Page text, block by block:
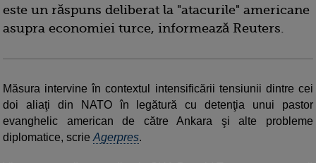
este un răspuns deliberat la "atacurile" americane
asupra economiei turce, informează Reuters.
Măsura intervine în contextul intensificării tensiunii dintre cei
doi aliaţi din NATO în legătură cu detenţia unui pastor
evanghelic american de către Ankara şi alte probleme
diplomatice, scrie Agerpres.